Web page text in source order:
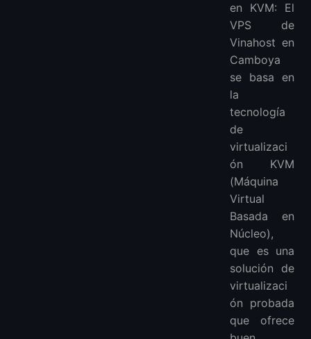
en KVM: El
VPS de
Vinahost en
Camboya
se basa en
la
tecnología
de
virtualizaci
ón KVM
(Máquina
Virtual
Basada en
Núcleo),
que es una
solución de
virtualizaci
ón probada
que ofrece